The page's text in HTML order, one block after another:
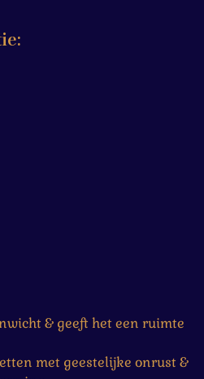
& geeft het een ruimte
met geestelijke onrust &